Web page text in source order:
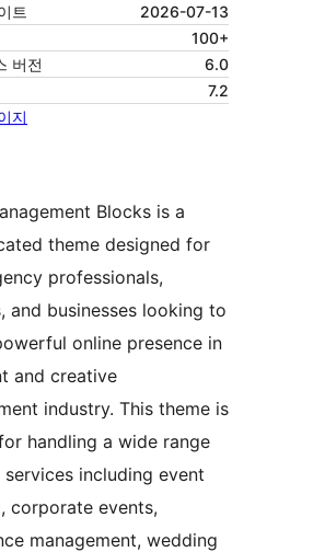
트
2026-07-13
100+
버전
6.0
7.2
지
Blocks is a
theme designed for
professionals,
and businesses looking to
online presence in
and creative
industry. This theme is
handling a wide range
including event
corporate events,
management, wedding